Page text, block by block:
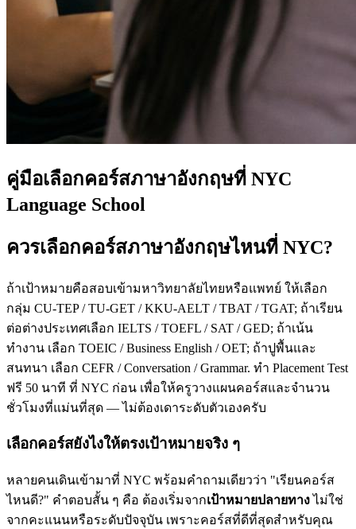
คู่มือเลือกคอร์สภาษาอังกฤษที่ NYC
Language School
ควรเลือกคอร์สภาษาอังกฤษไหนที่ NYC?
ถ้าเป้าหมายคือสอบเข้ามหาวิทยาลัยไทยหรือแพทย์ ให้เลือก
กลุ่ม CU-TEP / TU-GET / KKU-AELT / TBAT / TGAT; ถ้าเรียน
ต่อต่างประเทศเลือก IELTS / TOEFL / SAT / GED; ถ้าเน้น
ทำงาน เลือก TOEIC / Business English / OET; ถ้าปูพื้นและ
สนทนา เลือก CEFR / Conversation / Grammar. ทำ Placement Test
ฟรี 50 นาที ที่ NYC ก่อน เพื่อให้ครูวางแผนคอร์สและจำนวน
ชั่วโมงที่แม่นที่สุด — ไม่ต้องเดาระดับตัวเองครับ
เลือกคอร์สยังไงให้ตรงเป้าหมายจริง ๆ
หลายคนเดินเข้ามาที่ NYC พร้อมคำถามเดียวว่า "เรียนคอร์ส
ไหนดี?" คำตอบสั้น ๆ คือ ต้องเริ่มจากเป้าหมายปลายทางไม่ใช่
จากคะแนนหรือระดับปัจจุบัน เพราะคอร์สที่ดีที่สุดสำหรับคุณ